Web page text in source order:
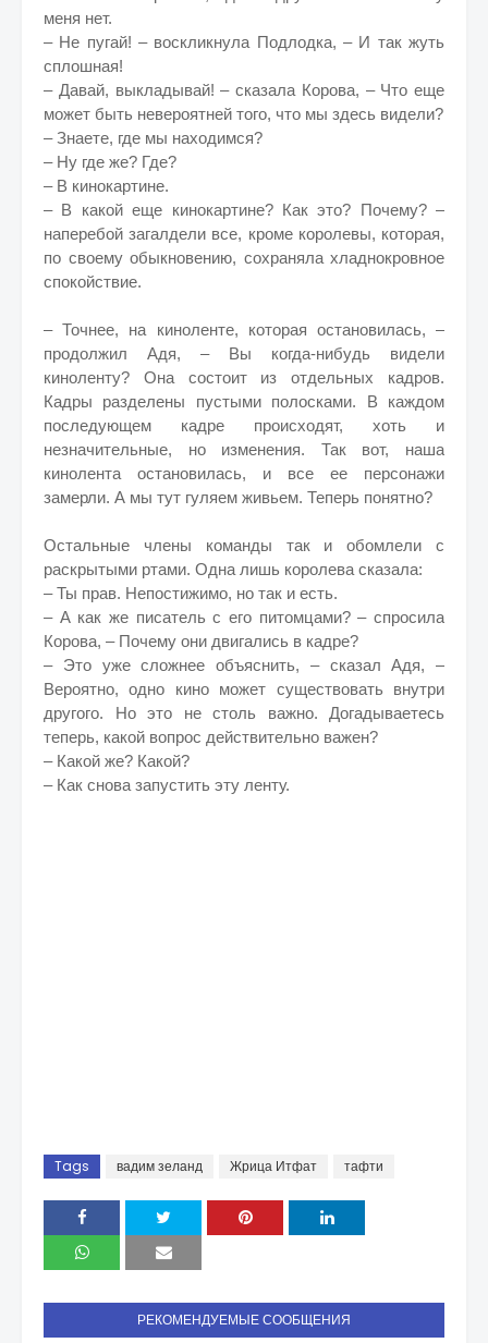
меня нет.
– Не пугай! – воскликнула Подлодка, – И так жуть
сплошная!
– Давай, выкладывай! – сказала Корова, – Что еще
может быть невероятней того, что мы здесь видели?
– Знаете, где мы находимся?
– Ну где же? Где?
– В кинокартине.
– В какой еще кинокартине? Как это? Почему? –
наперебой загалдели все, кроме королевы, которая,
по своему обыкновению, сохраняла хладнокровное
спокойствие.
– Точнее, на киноленте, которая остановилась, –
продолжил Адя, – Вы когда-нибудь видели
киноленту? Она состоит из отдельных кадров.
Кадры разделены пустыми полосками. В каждом
последующем кадре происходят, хоть и
незначительные, но изменения. Так вот, наша
кинолента остановилась, и все ее персонажи
замерли. А мы тут гуляем живьем. Теперь понятно?
Остальные члены команды так и обомлели с
раскрытыми ртами. Одна лишь королева сказала:
– Ты прав. Непостижимо, но так и есть.
– А как же писатель с его питомцами? – спросила
Корова, – Почему они двигались в кадре?
– Это уже сложнее объяснить, – сказал Адя, –
Вероятно, одно кино может существовать внутри
другого. Но это не столь важно. Догадываетесь
теперь, какой вопрос действительно важен?
– Какой же? Какой?
– Как снова запустить эту ленту.
Tags вадим зеланд Жрица Итфат тафти
РЕКОМЕНДУЕМЫЕ СООБЩЕНИЯ